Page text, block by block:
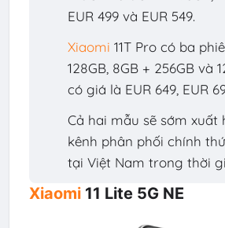
EUR 499 và EUR 549.
Xiaomi 11T Pro có ba
128GB, 8GB + 256GB và
có giá là EUR 649, EUR
Cả hai mẫu sẽ sớm xuất
kênh phân phối chính
tại Việt Nam trong thời
Xiaomi11 Lite 5G NE